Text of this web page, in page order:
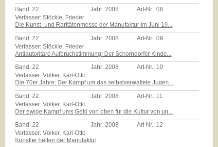
Band:22 Jahr:2008 Art-Nr.:08
Verfasser: Stöckle, Frieder
Die Kunst- und Raritätenmesse der Manufaktur im Juni 19...
Band: 22 Jahr: 2008 Art-Nr.:09
Verfasser: Stöckle, Frieder
Antiautoritäre Aufbruchstimmung: Der Schorndorfer Kinde...
Band:22 Jahr:2008 Art-Nr.: 10
Verfasser: Völker, Karl-Otto
Die 70er Jahre: Der Kampf um das selbstverwaltete Jugen...
Band: 22 Jahr: 2008 Art-Nr.: 11
Verfasser: Völker, Karl-Otto
Der ewige Kampf ums Geld von oben für die Kultur von un...
Band:22 Jahr:2008 Art-Nr.: 12
Verfasser: Völker, Karl-Otto
Künstler helfen der Manufaktur